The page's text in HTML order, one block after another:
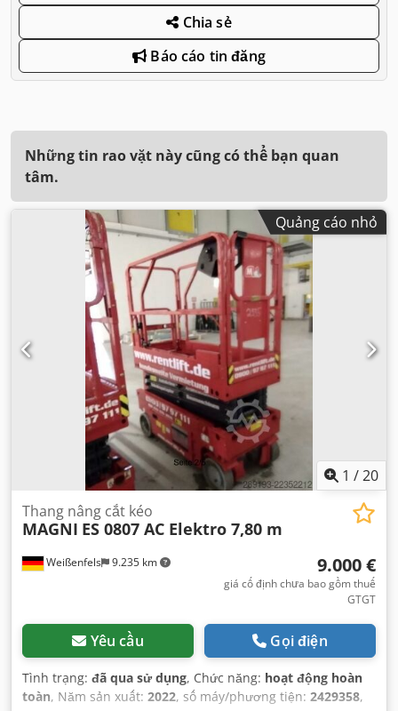
Chia sẻ
Báo cáo tin đăng
Những tin rao vặt này cũng có thể bạn quan
tâm.
Quảng cáo nhỏ
1 /20
Weißenfels 9.235 km
Thang nâng cắt kéo
MAGNI ES 0807 AC Elektro 7,80 m
9.000 €
giá cố định chưa bao gồm thuế
GTGT
Yêu cầu Gọi điện
Tình trạng: đã qua sử dụng, Chức năng: hoạt động hoàn
toàn, Năm sản xuất: 2022, số máy/phương tiện: 2429358,